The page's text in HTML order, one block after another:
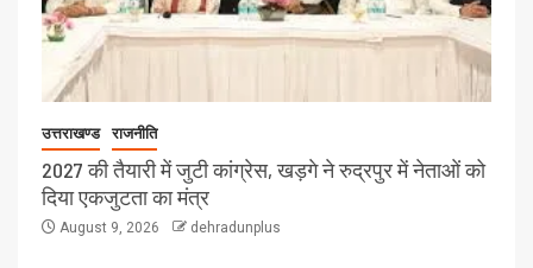
उत्तराखण्ड राजनीति
2027 की तैयारी में जुटी कांग्रेस, खड़गे ने रुद्रपुर में नेताओं को
दिया एकजुटता का मंत्र
August 9, 2026 dehradunplus